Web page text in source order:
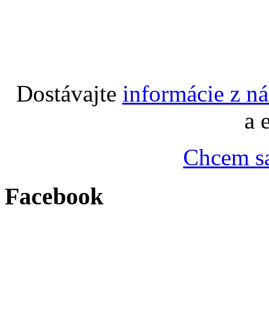
Dostávajte informácie z
a
Chcem
Facebook